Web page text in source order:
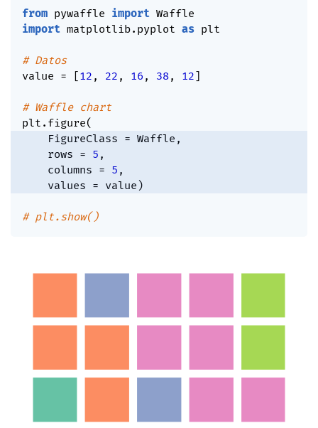
from pywaffle import
import matplotlib. pyplot as plt
# Datos
value = [12 , 22 , 16 , 38, 12]
# Waffle chart
plt . figure(
    FigureClass
= Waffle ,
    rows
= 5 ,
    columns
= 5 ,
    values
= value )
# plt.show()